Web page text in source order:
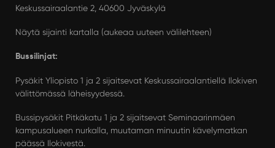
Keskussairaalantie 2, 40600 Jyväskylä
Näytä sijainti kartalla (aukeaa uuteen välilehteen)
Bussilinjat:
Pysäkit Yliopisto 1 ja 2 sijaitsevat Keskussairaalantiellä Ilokiven
välittömässä läheisyydessä.
Bussipysäkit Pitkäkatu 1 ja 2 sijaitsevat Seminaarinmäen
kampusalueen nurkalla, muutaman minuutin kävelymatkan
päässä Ilokivestä.